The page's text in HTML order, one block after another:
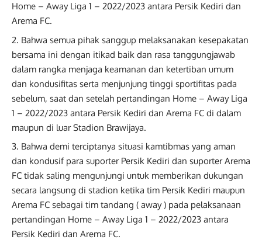
Home – Away Liga 1 – 2022/2023 antara Persik Kediri dan
Arema FC.
Bahwa semua pihak sanggup melaksanakan kesepakatan
bersama ini dengan itikad baik dan rasa tanggungjawab
dalam rangka menjaga keamanan dan ketertiban umum
dan kondusifitas serta menjunjung tinggi sportifitas pada
sebelum, saat dan setelah pertandingan Home – Away Liga
1 – 2022/2023 antara Persik Kediri dan Arema FC di dalam
maupun di luar Stadion Brawijaya.
Bahwa demi terciptanya situasi kamtibmas yang aman
dan kondusif para suporter Persik Kediri dan suporter Arema
FC tidak saling mengunjungi untuk memberikan dukungan
secara langsung di stadion ketika tim Persik Kediri maupun
Arema FC sebagai tim tandang ( away ) pada pelaksanaan
pertandingan Home – Away Liga 1 – 2022/2023 antara
Persik Kediri dan Arema FC.